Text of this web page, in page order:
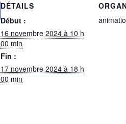
DÉTAILS
Début :
16 novembre 2024 à 10 h
00 min
Fin :
17 novembre 2024 à 18 h
00 min